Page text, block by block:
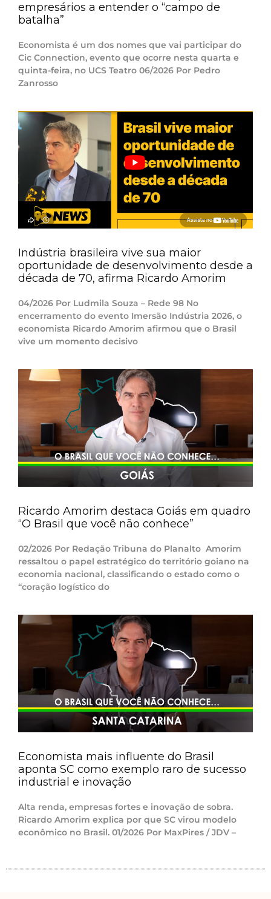
empresários a entender o “campo de
batalha”
Economista é um dos nomes que vai participar do
Cic Connection, evento que ocorre nesta quarta e
quinta-feira, no UCS Teatro 06/2026 Por Pedro
Zanrosso
Indústria brasileira vive sua maior
oportunidade de desenvolvimento desde a
década de 70, afirma Ricardo Amorim
04/2026 Por Ludmila Souza – Rede 98 No
encerramento do evento Imersão Indústria 2026, o
economista Ricardo Amorim afirmou que o Brasil
vive um momento decisivo
Ricardo Amorim destaca Goiás em quadro
“O Brasil que você não conhece”
02/2026 Por Redação Tribuna do Planalto Amorim
ressaltou o papel estratégico do território goiano na
economia nacional, classificando o estado como o
“coração logístico do
Economista mais influente do Brasil
aponta SC como exemplo raro de sucesso
industrial e inovação
Alta renda, empresas fortes e inovação de sobra.
Ricardo Amorim explica por que SC virou modelo
econômico no Brasil. 01/2026 Por MaxPires / JDV –